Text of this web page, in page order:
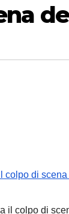
colpo di